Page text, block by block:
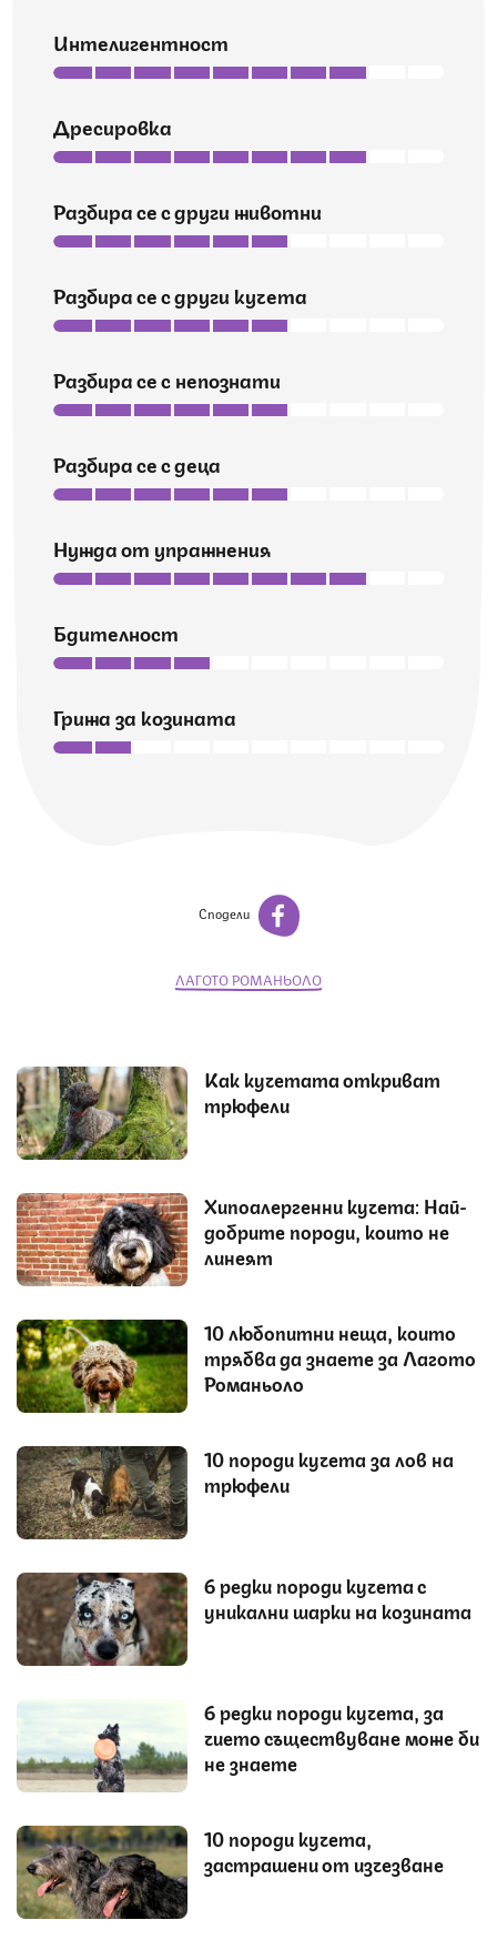
Интелигентност
Дресировка
Разбира се с други животни
Разбира се с други кучета
Разбира се с непознати
Разбира се с деца
Нужда от упражнения
Бдителност
Грижа за козината
Сподели
ЛАГОТО РОМАНЬОЛО
Как кучетата откриват
трюфели
Хипоалергенни кучета: Най-
добрите породи, които не
линеят
10 любопитни неща, които
трябва да знаете за Лагото
Романьоло
10 породи кучета за лов на
трюфели
6 редки породи кучета с
уникални шарки на козината
6 редки породи кучета, за
чието съществуване може би
не знаете
10 породи кучета,
застрашени от изчезване